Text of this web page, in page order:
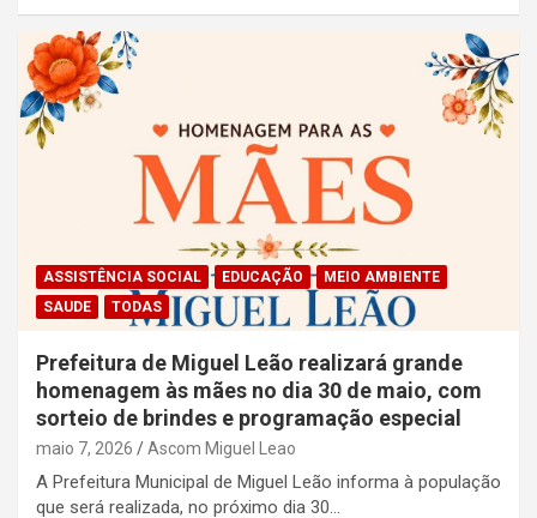
ASSISTÊNCIA SOCIAL EDUCAÇÃO
MEIO AMBIENTE
SAUDE
TODAS
Prefeitura de Miguel Leão realizará grande
homenagem às mães no dia 30 de maio, com
sorteio de brindes e programação especial
maio 7, 2026 Ascom Miguel Leao
A Prefeitura Municipal de Miguel Leão informa à população
que será realizada, no próximo dia 30…